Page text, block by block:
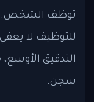
توظف الشخص.
للتوظيف لا
التدقيق
سجن.